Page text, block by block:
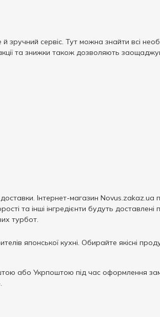
сервіс. Тут можна знайти всі
та знижки також дозволяють
Інтернет-магазин Novus.zakaz.ua
та інші інгредієнти будуть
турбот.
японської кухні. Обирайте якісні
або Укрпоштою під час оформлення